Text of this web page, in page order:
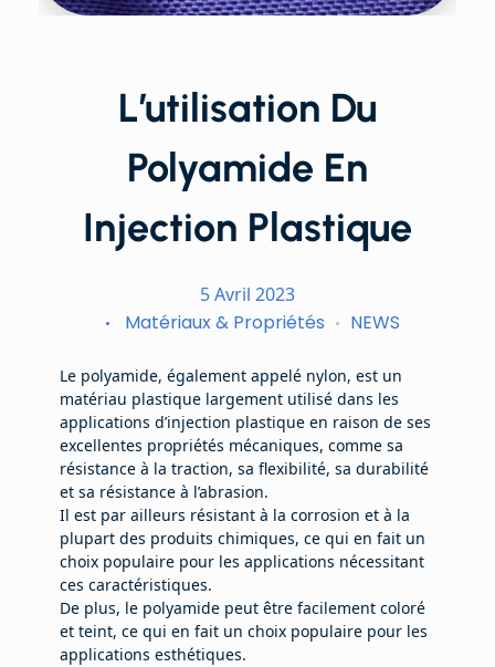
L’utilisation Du
Polyamide En
Injection Plastique
5 Avril 2023
Matériaux & Propriétés NEWS
Le polyamide, également appelé nylon, est un
matériau plastique largement utilisé dans les
applications d’injection plastique en raison de ses
excellentes propriétés mécaniques, comme sa
résistance à la traction, sa flexibilité, sa durabilité
et sa résistance à l’abrasion.
Il est par ailleurs résistant à la corrosion et à la
plupart des produits chimiques, ce qui en fait un
choix populaire pour les applications nécessitant
ces caractéristiques.
De plus, le polyamide peut être facilement coloré
et teint, ce qui en fait un choix populaire pour les
applications esthétiques.